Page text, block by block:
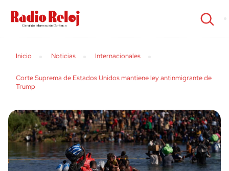
cerrar
Inicio Noticias Internacionales
Corte Suprema de Estados Unidos mantiene ley antinmigrante de
Trump